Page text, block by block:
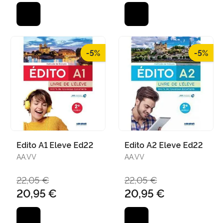
-5%
Edito A1 Eleve Ed22
AA.VV
22,05 €
20,95 €
-5%
Edito A2 Eleve Ed22
AA.VV
22,05 €
20,95 €